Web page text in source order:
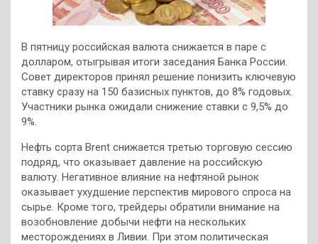
В пятницу российская валюта снижается в паре с
долларом, отыгрывая итоги заседания Банка России.
Совет директоров принял решение понизить ключевую
ставку сразу на 150 базисных пунктов, до 8% годовых.
Участники рынка ожидали снижение ставки с 9,5% до
9%.
Нефть сорта Brent снижается третью торговую сессию
подряд, что оказывает давление на российскую
валюту. Негативное влияние на нефтяной рынок
оказывает ухудшение перспектив мирового спроса на
сырье. Кроме того, трейдеры обратили внимание на
возобновление добычи нефти на нескольких
месторождениях в Ливии. При этом политическая